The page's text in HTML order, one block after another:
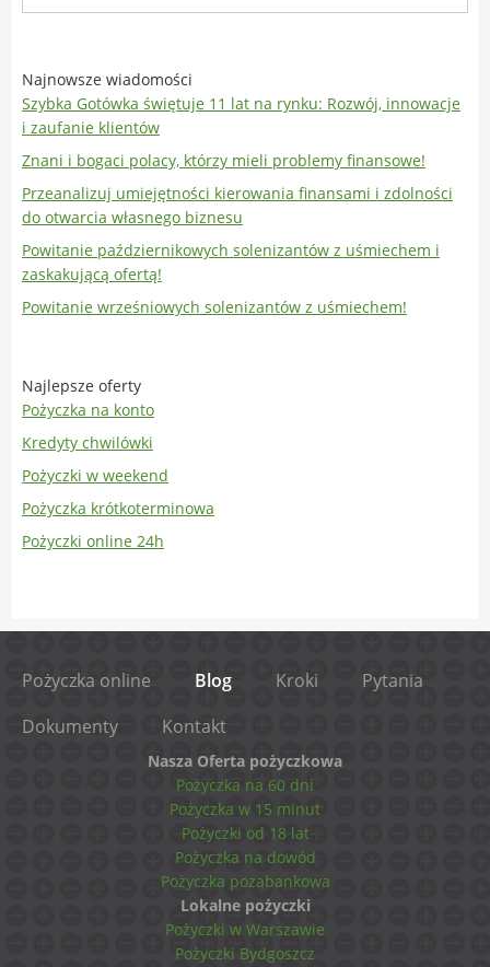
Najnowsze wiadomości
Szybka Gotówka świętuje 11 lat na rynku: Rozwój, innowacje
i zaufanie klientów
Znani i bogaci polacy, którzy mieli problemy finansowe!
Przeanalizuj umiejętności kierowania finansami i zdolności
do otwarcia własnego biznesu
Powitanie październikowych solenizantów z uśmiechem i
zaskakującą ofertą!
Powitanie wrześniowych solenizantów z uśmiechem!
Najlepsze oferty
Pożyczka na konto
Kredyty chwilówki
Pożyczki w weekend
Pożyczka krótkoterminowa
Pożyczki online 24h
Pożyczka online Blog Kroki
Pytania
Dokumenty
Kontakt
Nasza Oferta pożyczkowa
Pożyczka na 60 dni
Pożyczka w 15 minut
Pożyczki od 18 lat
Pożyczka na dowód
Pożyczka pozabankowa
Lokalne pożyczki
Pożyczki w Warszawie
Pożyczki Bydgoszcz